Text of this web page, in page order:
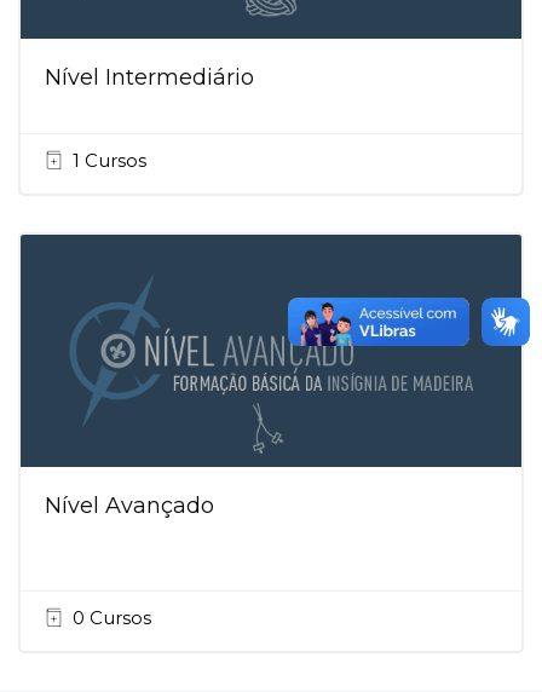
Nível Intermediário
1 Cursos
Nível Avançado
0 Cursos